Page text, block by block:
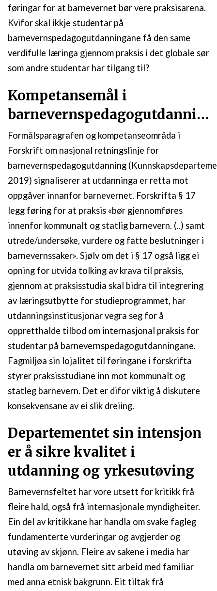
føringar for at barnevernet bør vere praksisarena.
Kvifor skal ikkje studentar på
barnevernspedagogutdanningane få den same
verdifulle læringa gjennom praksis i det globale sør
som andre studentar har tilgang til?
Kompetansemål i
barnevernspedagogutdanninga
Formålsparagrafen og kompetanseområda i
Forskrift om nasjonal retningslinje for
barnevernspedagogutdanning
2019) signaliserer at utdanninga er retta mot
oppgåver innanfor barnevernet. Forskrifta § 17
legg føring for at praksis «bør gjennomføres
innenfor kommunalt og statlig barnevern. (..) samt
utrede/undersøke, vurdere og fatte beslutninger i
barnevernssaker». Sjølv om det i § 17 også ligg ei
opning for utvida tolking av krava til praksis,
gjennom at praksisstudia skal bidra til integrering
av læringsutbytte for studieprogrammet, har
utdanningsinstitusjonar vegra seg for å
oppretthalde tilbod om internasjonal praksis for
studentar på barnevernspedagogutdanningane.
Fagmiljøa sin lojalitet til føringane i forskrifta
styrer praksisstudiane inn mot kommunalt og
statleg barnevern. Det er difor viktig å diskutere
konsekvensane av ei slik dreiing.
Departementet sin intensjon
er å sikre kvalitet i
utdanning og yrkesutøving
Barnevernsfeltet har vore utsett for kritikk frå
fleire hald, også frå internasjonale myndigheiter.
Ein del av kritikkane har handla om svake fagleg
fundamenterte vurderingar og avgjerder og
utøving av skjønn. Fleire av sakene i media har
handla om barnevernet sitt arbeid med familiar
med anna etnisk bakgrunn. Eit tiltak frå